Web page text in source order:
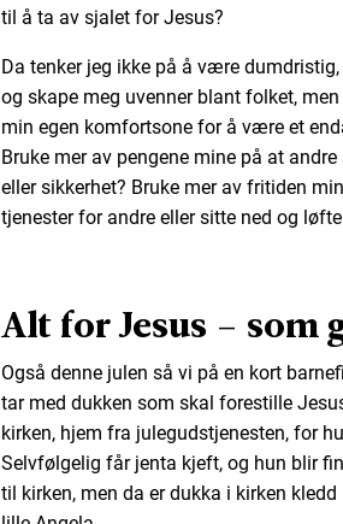
til å ta av sjalet for Jesus?
Da tenker jeg ikke på å være
og skape meg uvenner blant folket,
min egen komfortsone for å være et
Bruke mer av pengene mine på at
eller sikkerhet? Bruke mer av fritiden
tjenester for andre eller sitte ned og
Alt for Jesus – som
Også denne julen så vi på en kort
tar med dukken som skal forestille
kirken, hjem fra julegudstjenesten, for
Selvfølgelig får jenta kjeft, og hun blir
til kirken, men da er dukka i kirken